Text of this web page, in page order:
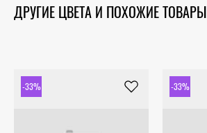
ДРУГИЕ ЦВЕТА И ПОХОЖИЕ ТОВАРЫ
-33% -33%